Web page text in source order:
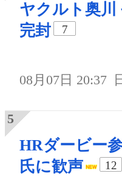
ヤクルト奥川
完封
7
08月07日 20:37
HRダービー
氏に歓声
12